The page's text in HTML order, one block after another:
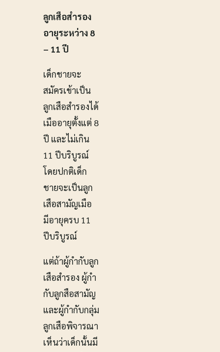
ลูกเสือสำรอง
อายุระหว่าง 8
– 11 ปี
เด็กชายจะ
สมัครเข้าเป็น
ลูกเสือสํารองได้
เมืออายุตั้งแต่ 8
ปี และไม่เกิน
11 ปีบริบูรณ์
โดยปกติเด็ก
ชายจะเป็นลูก
เสือสามัญเมือ
มีอายุครบ 11
ปีบริบูรณ์
แต่ถ้าผู้กํากับลูก
เสือสํารอง ผู้กํา
กับลูกสือสามัญ
และผู้กำกับกลุ่ม
ลูกเสือพิจารณา
เห็นว่าเด็กนั้นมี